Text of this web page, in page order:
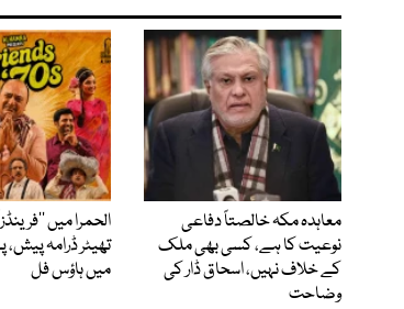
معاہدہ مکہ خالصتاً دفاعی
نوعیت کا ہے، کسی بھی ملک
کے خلاف نہیں، اسحاق ڈار کی
وضاحت
الحمرا میں
تھیٹر ڈرامہ
میں ہاؤس فل